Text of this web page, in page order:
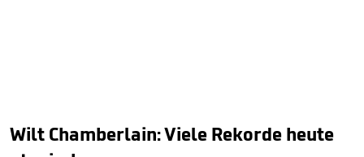
Wilt Chamberlain: Viele Rekorde heute